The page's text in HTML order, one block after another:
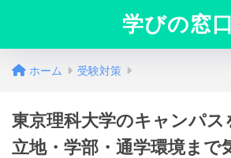
学びの窓口
ホーム 受験対策
東京理科大学のキャンパス
立地・学部・通学環境まで